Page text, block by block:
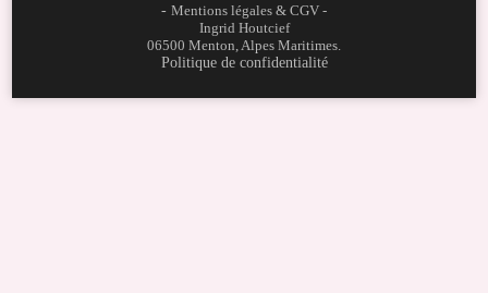
- Mentions légales & CGV -
Ingrid Houtcief
06500 Menton, Alpes Maritimes.
Politique de confidentialité